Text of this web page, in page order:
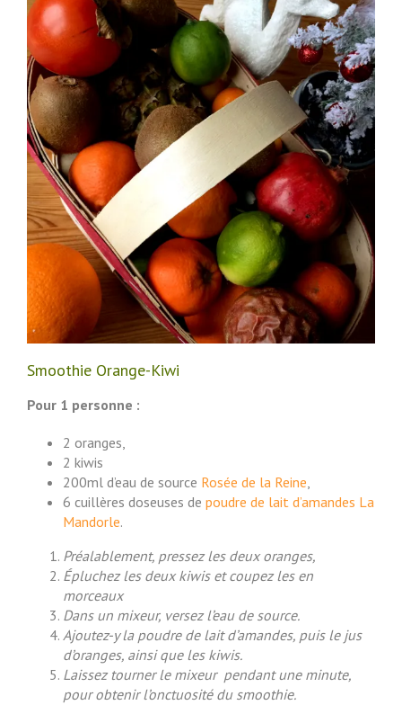
Smoothie Orange-Kiwi
Pour 1 personne :
2 oranges,
2 kiwis
200ml d’eau de source Rosée de la Reine,
6 cuillères doseuses de poudre de lait d’amandes La
Mandorle.
Préalablement, pressez les deux oranges,
Épluchez les deux kiwis et coupez les en
morceaux
Dans un mixeur, versez l’eau de source.
Ajoutez-y la poudre de lait d’amandes, puis le jus
d’oranges, ainsi que les kiwis.
Laissez tourner le mixeur pendant une minute,
pour obtenir l’onctuosité du smoothie.